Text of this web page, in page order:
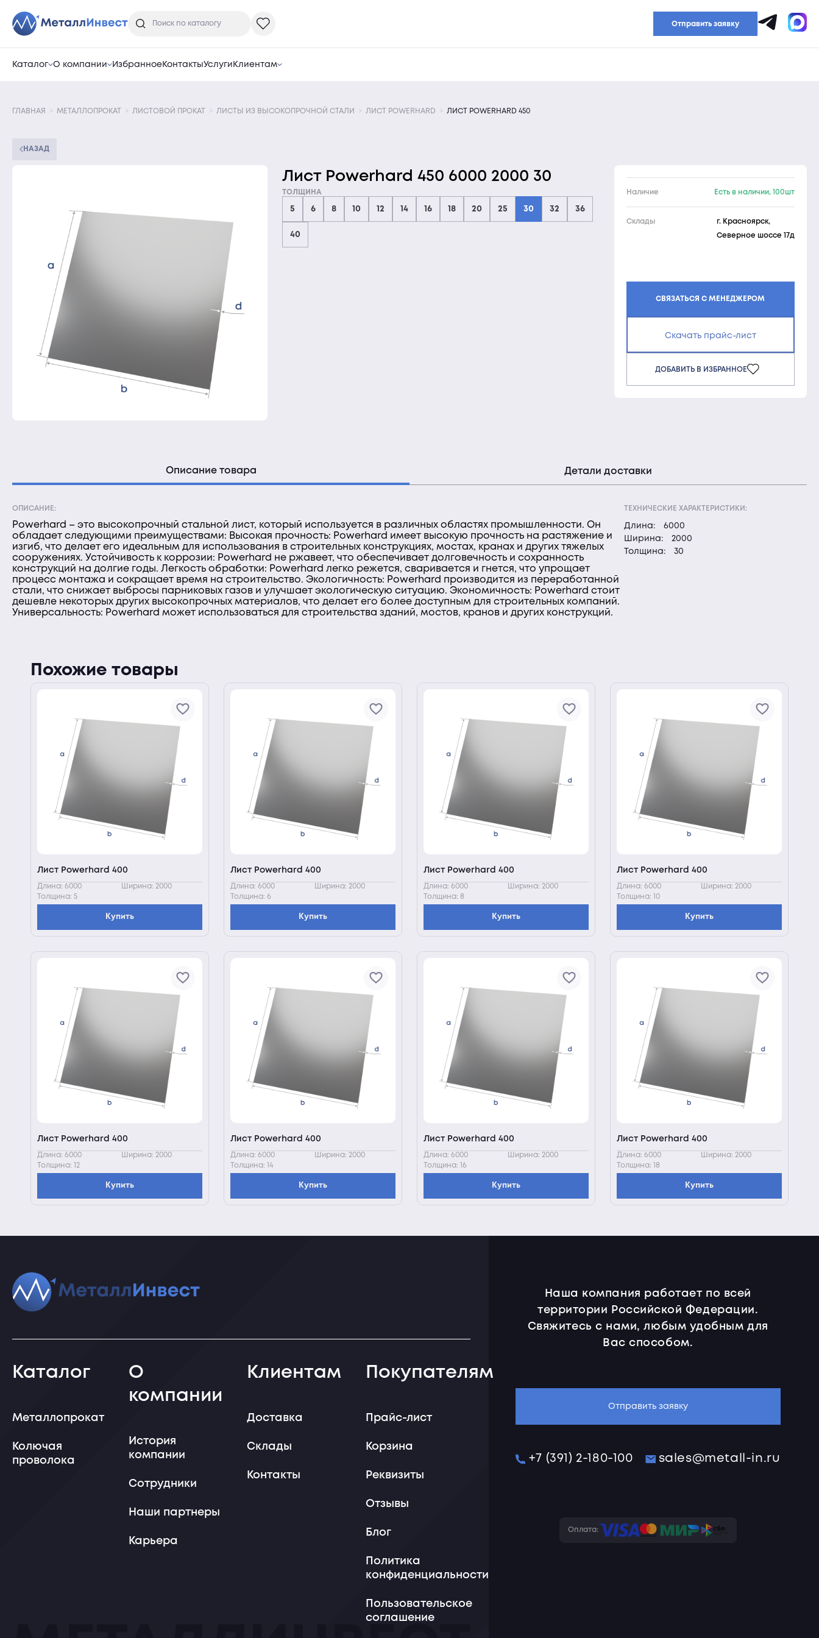
Отправить заявку
Каталог О компании ИзбранноеКонтактыУслуги Клиентам
ГЛАВНАЯ МЕТАЛЛОПРОКАТ ЛИСТОВОЙ ПРОКАТ ЛИСТЫ ИЗ ВЫСОКОПРОЧНОЙ СТАЛИ ЛИСТ POWERHARD ЛИСТ POWERHARD 450
НАЗАД
Лист Powerhard 450 6000 2000 30
ТОЛЩИНА
5 6 8 10 12 14 16 18 20 25 30 32 36
40
Наличие Есть в наличии, 100шт
Склады г. Красноярск,
Северное шоссе 17д
СВЯЗАТЬСЯ С МЕНЕДЖЕРОМ
Скачать прайс-лист
ДОБАВИТЬ В ИЗБРАННОЕ
Описание товара Детали доставки
ОПИСАНИЕ:
Powerhard – это высокопрочный стальной лист, который используется в различных областях промышленности. Он
обладает следующими преимуществами: Высокая прочность: Powerhard имеет высокую прочность на растяжение и
изгиб, что делает его идеальным для использования в строительных конструкциях, мостах, кранах и других тяжелых
сооружениях. Устойчивость к коррозии: Powerhard не ржавеет, что обеспечивает долговечность и сохранность
конструкций на долгие годы. Легкость обработки: Powerhard легко режется, сваривается и гнется, что упрощает
процесс монтажа и сокращает время на строительство. Экологичность: Powerhard производится из переработанной
стали, что снижает выбросы парниковых газов и улучшает экологическую ситуацию. Экономичность: Powerhard стоит
дешевле некоторых других высокопрочных материалов, что делает его более доступным для строительных компаний.
Универсальность: Powerhard может использоваться для строительства зданий, мостов, кранов и других конструкций.
ТЕХНИЧЕСКИЕ ХАРАКТЕРИСТИКИ:
Длина:
6000
Ширина:
2000
Толщина:
30
Похожие товары
Лист Powerhard 400
Длина: 6000
Ширина: 2000
Толщина: 5
Купить
Лист Powerhard 400
Длина: 6000
Ширина: 2000
Толщина: 6
Купить
Лист Powerhard 400
Длина: 6000
Ширина: 2000
Толщина: 8
Купить
Лист Powerhard 400
Длина: 6000
Ширина: 2000
Толщина: 10
Купить
Лист Powerhard 400
Длина: 6000
Ширина: 2000
Толщина: 12
Купить
Лист Powerhard 400
Длина: 6000
Ширина: 2000
Толщина: 14
Купить
Лист Powerhard 400
Длина: 6000
Ширина: 2000
Толщина: 16
Купить
Лист Powerhard 400
Длина: 6000
Ширина: 2000
Толщина: 18
Купить
Каталог
Металлопрокат
Колючая
проволока
О
компании
История
компании
Сотрудники
Наши партнеры
Карьера
Клиентам
Доставка
Склады
Контакты
Покупателям
Прайс-лист
Корзина
Реквизиты
Отзывы
Блог
Политика
конфиденциальности
Пользовательское
соглашение
Наша компания работает по всей
территории Российской Федерации.
Свяжитесь с нами, любым удобным для
Вас способом.
Отправить заявку
+7 (391) 2-180-100 sales@metall-in.ru
Оплата: